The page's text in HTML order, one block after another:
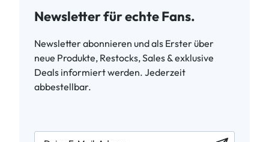
Newsletter für echte Fans.
Newsletter abonnieren und als Erster über
neue Produkte, Restocks, Sales & exklusive
Deals informiert werden. Jederzeit
abbestellbar.
newsletter.labelEmail